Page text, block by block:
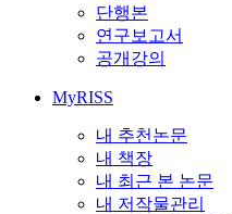
단행본
연구보고서
공개강의
MyRISS
내 추천논문
내 책장
내 최근 본 논문
내 저작물관리